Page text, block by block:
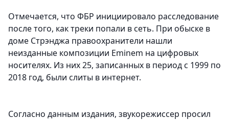
Отмечается, что ФБР инициировало расследование
после того, как треки попали в сеть. При обыске в
доме Стрэнджа правоохранители нашли
неизданные композиции Eminem на цифровых
носителях. Из них 25, записанных в период с 1999 по
2018 год, были слиты в интернет.
Согласно данным издания, звукорежиссер просил